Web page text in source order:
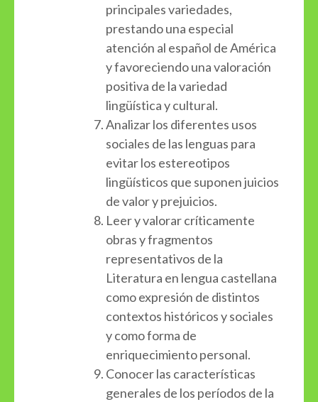
principales variedades,
prestando una especial
atención al español de América
y favoreciendo una valoración
positiva de la variedad
lingüística y cultural.
Analizar los diferentes usos
sociales de las lenguas para
evitar los estereotipos
lingüísticos que suponen juicios
de valor y prejuicios.
Leer y valorar críticamente
obras y fragmentos
representativos de la
Literatura en lengua castellana
como expresión de distintos
contextos históricos y sociales
y como forma de
enriquecimiento personal.
Conocer las características
generales de los períodos de la